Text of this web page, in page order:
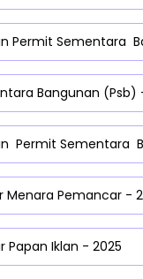
Permit Sementara
Bangunan (Psb)
Permit Sementara
Menara Pemancar -
Papan Iklan - 2025